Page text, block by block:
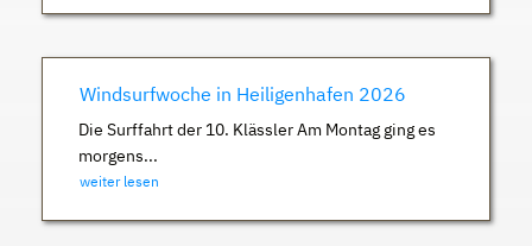
Windsurfwoche in Heiligenhafen 2026
Die Surffahrt der 10. Klässler Am Montag ging es
morgens...
weiter lesen